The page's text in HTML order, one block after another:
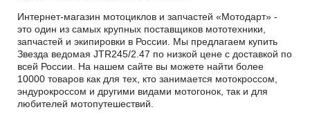
Интернет-магазин мотоциклов и запчастей «Мотодарт» -
это один из самых крупных поставщиков мототехники,
запчастей и экипировки в России. Мы предлагаем купить
Звезда ведомая JTR245/2.47 по низкой цене с доставкой по
всей России. На нашем сайте вы можете найти более
10000 товаров как для тех, кто занимается мотокроссом,
эндурокроссом и другими видами мотогонок, так и для
любителей мотопутешествий.